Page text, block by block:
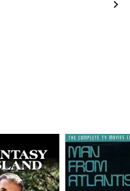
icon